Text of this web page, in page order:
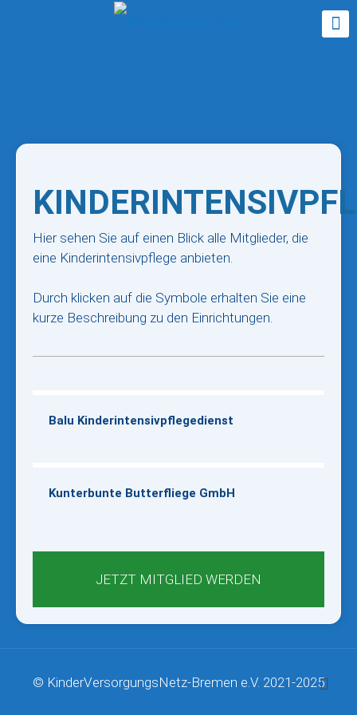
Hier sehen Sie auf einen Blick alle Mitglieder, die
eine Kinderintensivpflege anbieten.
Durch klicken auf die Symbole erhalten Sie eine
kurze Beschreibung zu den Einrichtungen.
Balu Kinderintensivpflegedienst
Kunterbunte Butterfliege GmbH
JETZT MITGLIED WERDEN
© KinderVersorgungsNetz-Bremen e.V. 2021-2025